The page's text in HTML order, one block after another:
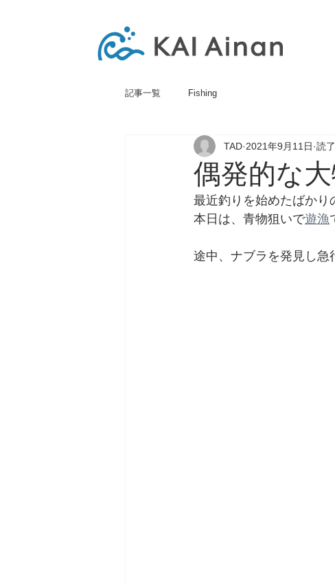
記事一覧 Fishing
偶発的な
TAD 2021年9月11日 読
最近釣りを始めたばかり
本日は、青物狙いで遊漁
途中、ナブラを発見し急